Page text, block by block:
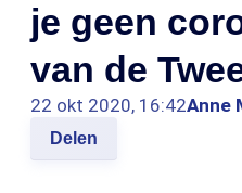
je geen
van de
22 okt 2020, 16:42Anne
Delen